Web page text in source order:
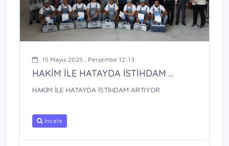
15 Mayıs 2025 , Perşembe 12:13
HAKİM İLE HATAYDA İSTİHDAM ...
HAKİM İLE HATAYDA İSTİHDAM ARTIYOR
İncele